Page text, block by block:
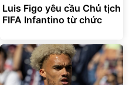
Luis Figo yêu cầu Chủ tịch
FIFA Infantino từ chức